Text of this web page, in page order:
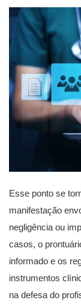
Esse ponto se
manifestação
negligência ou
casos, o
informado e os
instrumentos
na defesa do